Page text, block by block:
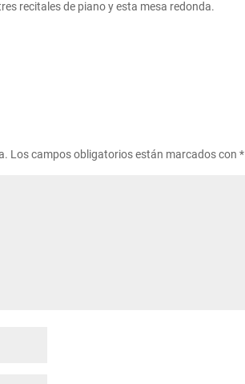
recitales de piano y esta mesa redonda.
Los campos obligatorios están marcados con*